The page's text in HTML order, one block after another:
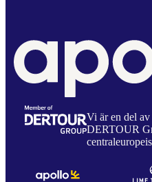
Vi är en del
DERTOUR